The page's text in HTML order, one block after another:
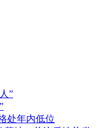
”
处年内低位